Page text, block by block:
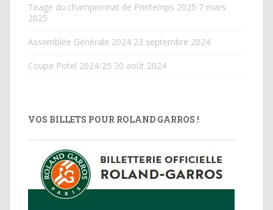
Tirage du championnat de Printemps 2025 7 mars
2025
Assemblée Générale 2024 23 septembre 2024
Coupe Potel 2024-25 30 août 2024
VOS BILLETS POUR ROLAND GARROS !